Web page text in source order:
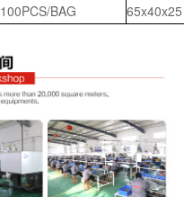
100PCS/BAG 65x40x25